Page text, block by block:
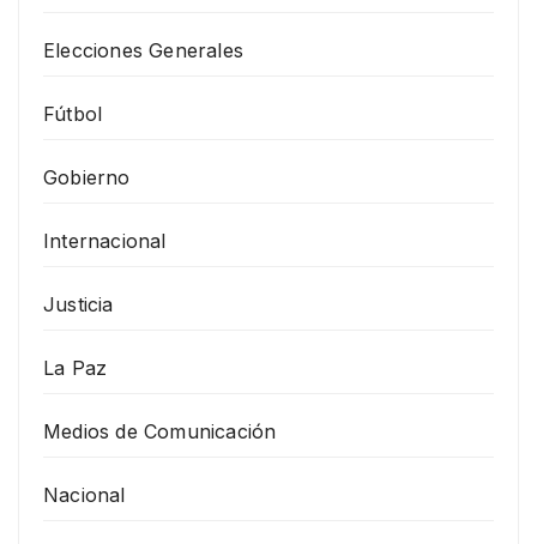
Elecciones Generales
Fútbol
Gobierno
Internacional
Justicia
La Paz
Medios de Comunicación
Nacional